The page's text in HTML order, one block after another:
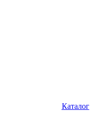
Каталог